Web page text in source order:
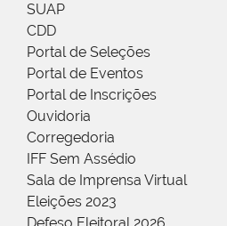
SUAP
CDD
Portal de Seleções
Portal de Eventos
Portal de Inscrições
Ouvidoria
Corregedoria
IFF Sem Assédio
Sala de Imprensa Virtual
Eleições 2023